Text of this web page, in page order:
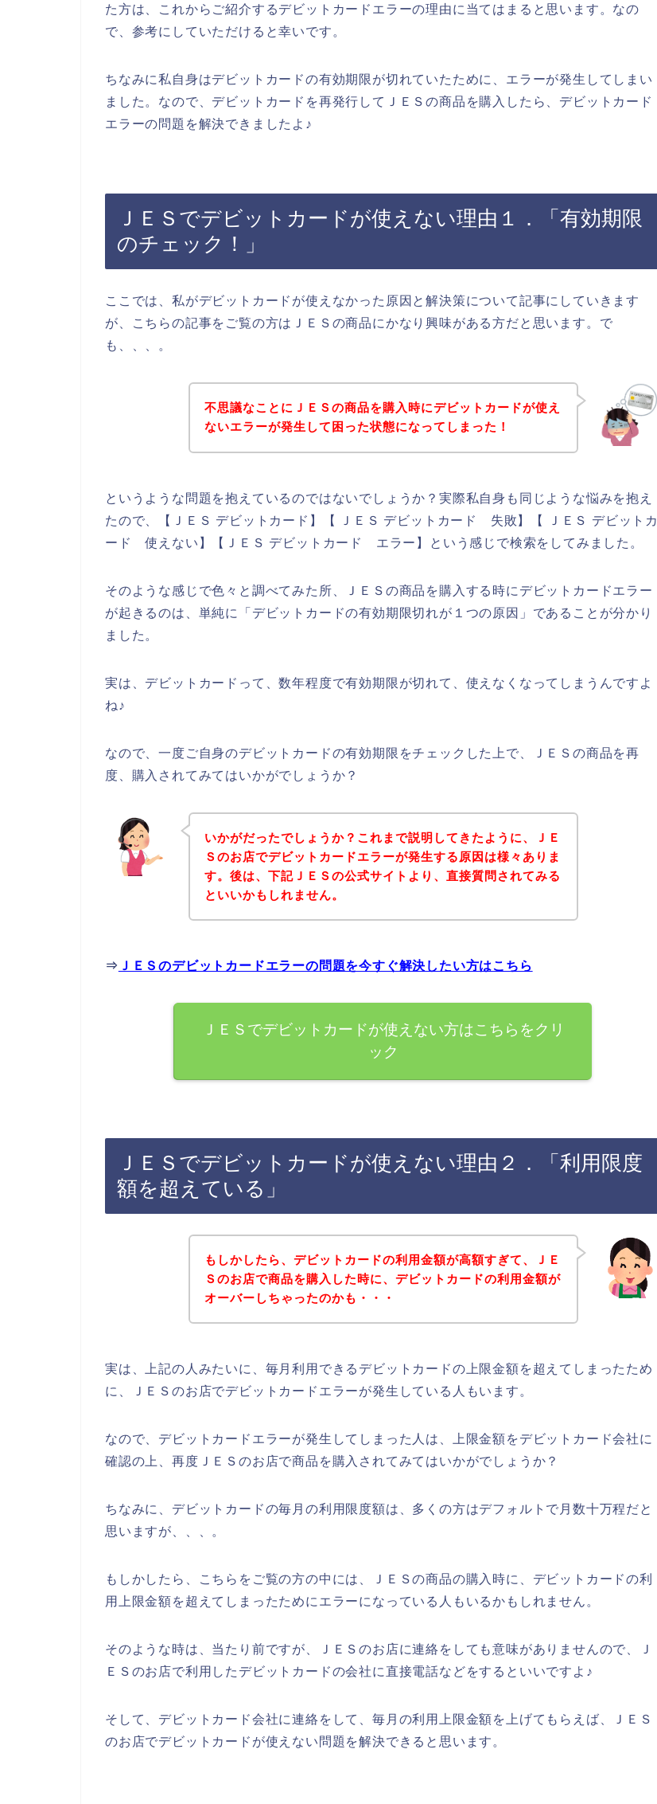
た方は、これからご紹介するデビットカードエラーの理由に当てはまると思います。なの
で、参考にしていただけると幸いです。
ちなみに私自身はデビットカードの有効期限が切れていたために、エラーが発生してしまい
ました。なので、デビットカードを再発行してＪＥＳの商品を購入したら、デビットカード
エラーの問題を解決できましたよ♪
ＪＥＳでデビットカードが使えない理由１．「有効期限
のチェック！」
ここでは、私がデビットカードが使えなかった原因と解決策について記事にしていきます
が、こちらの記事をご覧の方はＪＥＳの商品にかなり興味がある方だと思います。で
も、、、。
不思議なことにＪＥＳの商品を購入時にデビットカードが使え
ないエラーが発生して困った状態になってしまった！
というような問題を抱えているのではないでしょうか？実際私自身も同じような悩みを抱え
たので、【ＪＥＳ デビットカード】【 ＪＥＳ デビットカード 失敗】【 ＪＥＳ デビットカ
ード 使えない】【ＪＥＳ デビットカード エラー】という感じで検索をしてみました。
そのような感じで色々と調べてみた所、ＪＥＳの商品を購入する時にデビットカードエラー
が起きるのは、単純に「デビットカードの有効期限切れが１つの原因」であることが分かり
ました。
実は、デビットカードって、数年程度で有効期限が切れて、使えなくなってしまうんですよ
ね♪
なので、一度ご自身のデビットカードの有効期限をチェックした上で、ＪＥＳの商品を再
度、購入されてみてはいかがでしょうか？
いかがだったでしょうか？これまで説明してきたように、ＪＥ
Ｓのお店でデビットカードエラーが発生する原因は様々ありま
す。後は、下記ＪＥＳの公式サイトより、直接質問されてみる
といいかもしれません。
⇒ ＪＥＳのデビットカードエラーの問題を今すぐ解決したい方はこちら
ＪＥＳでデビットカードが使えない方はこちらをクリ
ック
ＪＥＳでデビットカードが使えない理由２．「利用限度
額を超えている」
もしかしたら、デビットカードの利用金額が高額すぎて、ＪＥ
Ｓのお店で商品を購入した時に、デビットカードの利用金額が
オーバーしちゃったのかも・・・
実は、上記の人みたいに、毎月利用できるデビットカードの上限金額を超えてしまったため
に、ＪＥＳのお店でデビットカードエラーが発生している人もいます。
なので、デビットカードエラーが発生してしまった人は、上限金額をデビットカード会社に
確認の上、再度ＪＥＳのお店で商品を購入されてみてはいかがでしょうか？
ちなみに、デビットカードの毎月の利用限度額は、多くの方はデフォルトで月数十万程だと
思いますが、、、。
もしかしたら、こちらをご覧の方の中には、ＪＥＳの商品の購入時に、デビットカードの利
用上限金額を超えてしまったためにエラーになっている人もいるかもしれません。
そのような時は、当たり前ですが、ＪＥＳのお店に連絡をしても意味がありませんので、Ｊ
ＥＳのお店で利用したデビットカードの会社に直接電話などをするといいですよ♪
そして、デビットカード会社に連絡をして、毎月の利用上限金額を上げてもらえば、ＪＥＳ
のお店でデビットカードが使えない問題を解決できると思います。